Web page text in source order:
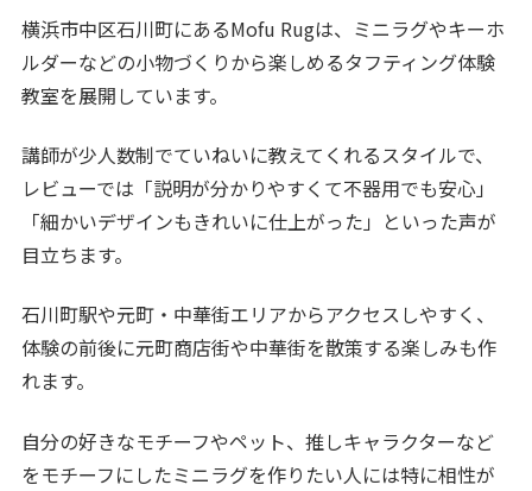
横浜市中区石川町にあるMofu Rugは、ミニラグやキーホ
ルダーなどの小物づくりから楽しめるタフティング体験
教室を展開しています。
講師が少人数制でていねいに教えてくれるスタイルで、
レビューでは「説明が分かりやすくて不器用でも安心」
「細かいデザインもきれいに仕上がった」といった声が
目立ちます。
石川町駅や元町・中華街エリアからアクセスしやすく、
体験の前後に元町商店街や中華街を散策する楽しみも作
れます。
自分の好きなモチーフやペット、推しキャラクターなど
をモチーフにしたミニラグを作りたい人には特に相性が